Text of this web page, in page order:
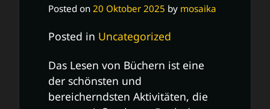
Posted on 20 Oktober 2025 by mosaika
Posted in Uncategorized
Das Lesen von Büchern ist eine
der schönsten und
bereicherndsten Aktivitäten, die